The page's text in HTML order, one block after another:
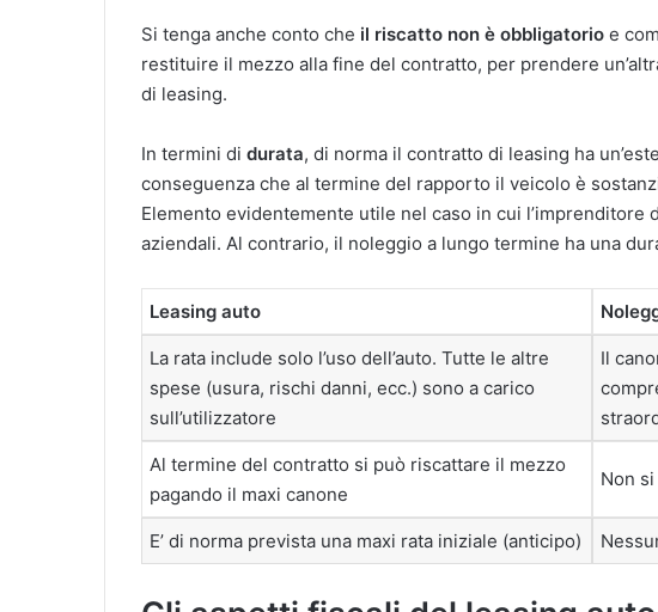
Si tenga anche conto che il riscatto non è obbligatorio e
restituire il mezzo alla fine del contratto, per prendere
di leasing.
In termini di durata, di norma il contratto di leasing ha
conseguenza che al termine del rapporto il veicolo è
Elemento evidentemente utile nel caso in cui
aziendali. Al contrario, il noleggio a lungo termine ha una
Leasing auto
La rata include solo l’uso dell’auto. Tutte le altre
spese (usura, rischi danni, ecc.) sono a carico
sull’utilizzatore
Il
Al termine del contratto si può riscattare il mezzo
pagando il maxi canone
Non
E’ di norma prevista una maxi rata iniziale (anticipo)